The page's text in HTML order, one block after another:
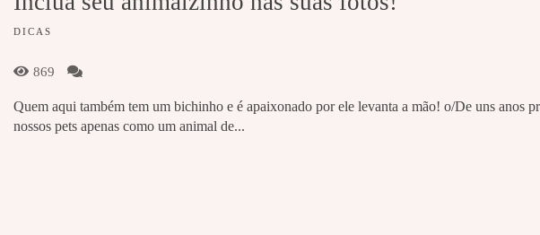
DICAS
869
Quem aqui também tem um bichinho e é apaixonado por ele levanta a mão! o/De uns anos
nossos pets apenas como um animal de...